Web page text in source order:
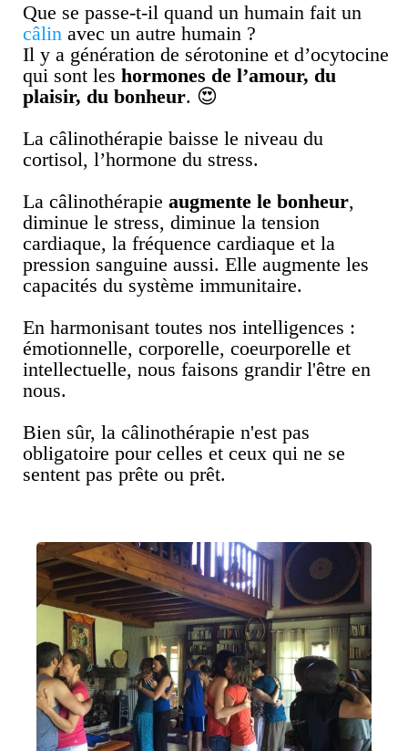
Que se passe-t-il quand un humain fait un
câlin avec un autre humain ?
Il y a génération de sérotonine et d’ocytocine
qui sont les hormones de l’amour, du
plaisir, du bonheur. 😍
La câlinothérapie baisse le niveau du
cortisol, l’hormone du stress.
La câlinothérapie augmente le bonheur,
diminue le stress, diminue la tension
cardiaque, la fréquence cardiaque et la
pression sanguine aussi. Elle augmente les
capacités du système immunitaire.
En harmonisant toutes nos intelligences :
émotionnelle, corporelle, coeurporelle et
intellectuelle, nous faisons grandir l'être en
nous.
Bien sûr, la câlinothérapie n'est pas
obligatoire pour celles et ceux qui ne se
sentent pas prête ou prêt.